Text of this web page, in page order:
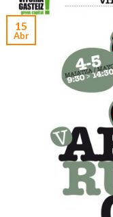
15
Abr